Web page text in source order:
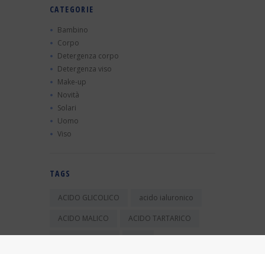
CATEGORIE
Bambino
Corpo
Detergenza corpo
Detergenza viso
Make-up
Novità
Solari
Uomo
Viso
TAGS
ACIDO GLICOLICO acido ialuronico
ACIDO MALICO ACIDO TARTARICO